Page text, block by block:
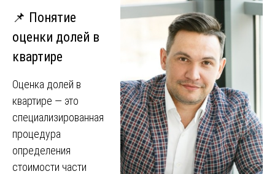
📌 Понятие
оценки долей в
квартире
Оценка долей в
квартире — это
специализированная
процедура
определения
стоимости части